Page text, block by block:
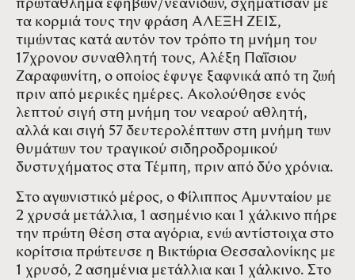
πρωτάθλημα εφήβων/νεανίδων, σχημάτισαν με
τα κορμιά τους την φράση ΑΛΕΞΗ ΖΕΙΣ,
τιμώντας κατά αυτόν τον τρόπο τη μνήμη του
17χρονου συναθλητή τους, Αλέξη Παΐσιου
Ζαραφωνίτη, ο οποίος έφυγε ξαφνικά από τη ζωή
πριν από μερικές ημέρες. Ακολούθησε ενός
λεπτού σιγή στη μνήμη του νεαρού αθλητή,
αλλά και σιγή 57 δευτερολέπτων στη μνήμη των
θυμάτων του τραγικού σιδηροδρομικού
δυστυχήματος στα Τέμπη, πριν από δύο χρόνια.
Στο αγωνιστικό μέρος, ο Φίλιππος Αμυνταίου με
2 χρυσά μετάλλια, 1 ασημένιο και 1 χάλκινο πήρε
την πρώτη θέση στα αγόρια, ενώ αντίστοιχα στο
κορίτσια πρώτευσε η Βικτώρια Θεσσαλονίκης με
1 χρυσό, 2 ασημένια μετάλλια και 1 χάλκινο. Στο